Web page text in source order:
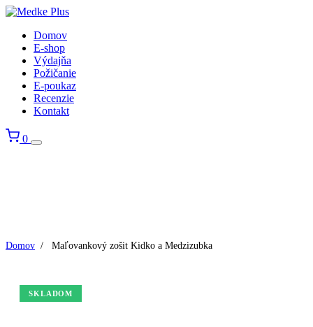
Domov
E-shop
Výdajňa
Požičanie
E-poukaz
Recenzie
Kontakt
0
Domov / Maľovankový zošit Kidko a Medzizubka
SKLADOM